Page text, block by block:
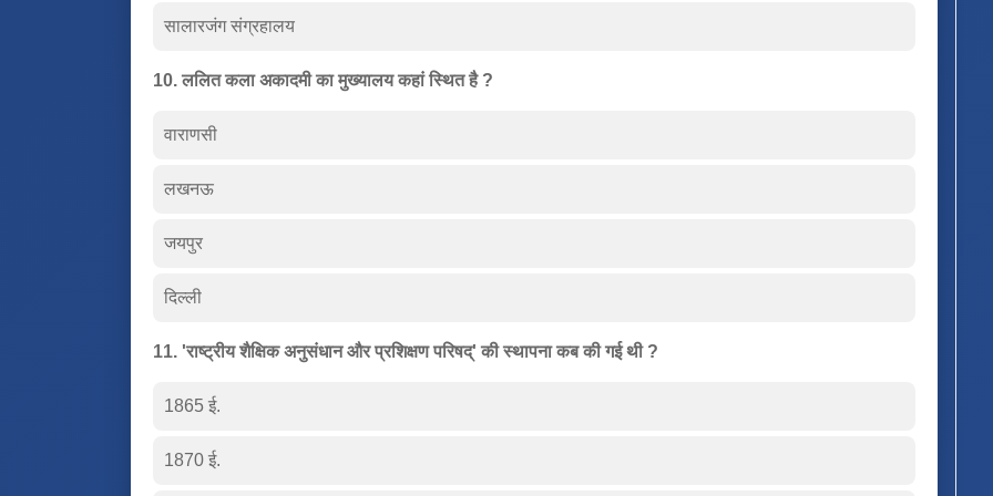
सालारजंग संग्रहालय
10. ललित कला अकादमी का मुख्यालय कहां स्थित है ?
वाराणसी
लखनऊ
जयपुर
दिल्ली
11. 'राष्ट्रीय शैक्षिक अनुसंधान और प्रशिक्षण परिषद्' की स्थापना कब की गई थी ?
1865 ई.
1870 ई.